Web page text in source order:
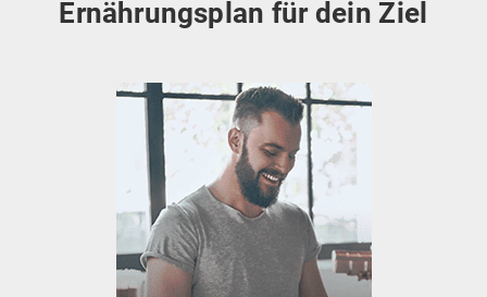
Ernährungsplan für dein Ziel